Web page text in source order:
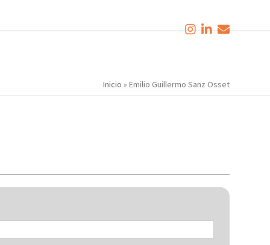
Inicio » Emilio Guillermo Sanz Osset